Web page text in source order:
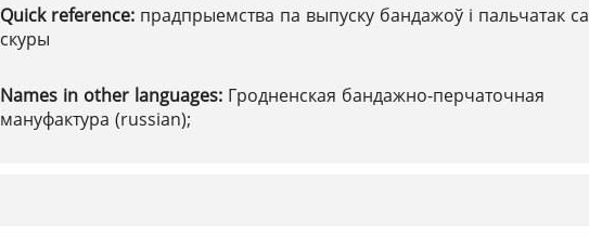
Quick reference: прадпрыемства па выпуску бандажоў і пальчатак са
скуры
Names in other languages: Гродненская бандажно-перчаточная
мануфактура (russian);